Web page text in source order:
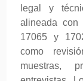
legal y
alineada con
17065 y
como
muestras,